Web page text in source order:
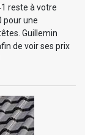
reste à votre
pour une
Guillemin
de voir ses prix